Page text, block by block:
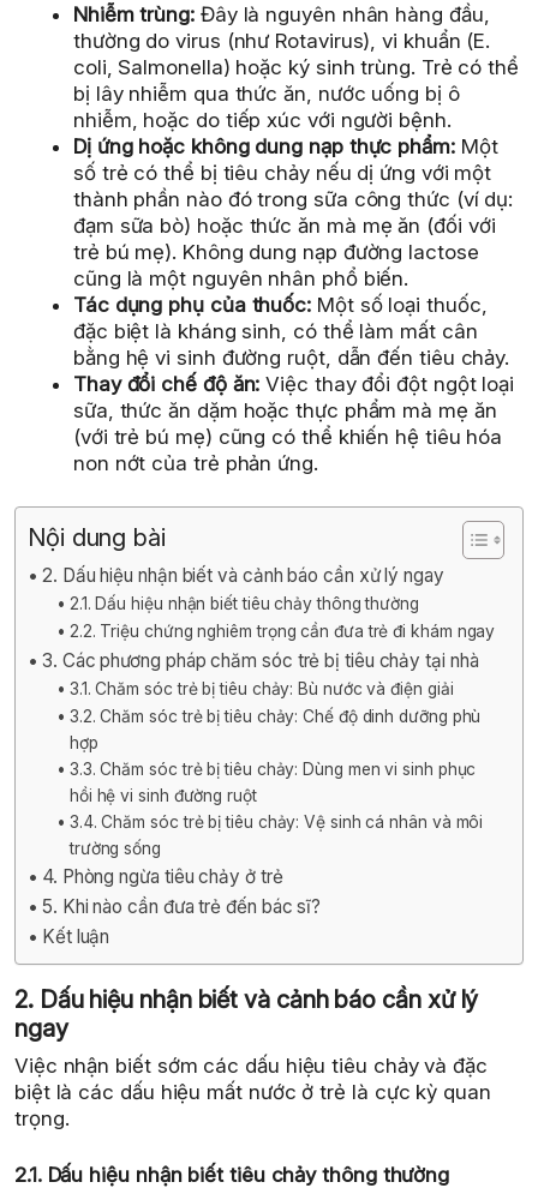
Nhiễm trùng:Đây là nguyên nhân hàng đầu,
thường do virus (như Rotavirus), vi khuẩn (E.
coli, Salmonella) hoặc ký sinh trùng. Trẻ có thể
bị lây nhiễm qua thức ăn, nước uống bị ô
nhiễm, hoặc do tiếp xúc với người bệnh.
Dị ứng hoặc không dung nạp thực phẩm:Một
số trẻ có thể bị tiêu chảy nếu dị ứng với một
thành phần nào đó trong sữa công thức (ví dụ:
đạm sữa bò) hoặc thức ăn mà mẹ ăn (đối với
trẻ bú mẹ). Không dung nạp đường lactose
cũng là một nguyên nhân phổ biến.
Tác dụng phụ của thuốc: Một số loại thuốc,
đặc biệt là kháng sinh, có thể làm mất cân
bằng hệ vi sinh đường ruột, dẫn đến tiêu chảy.
Thay đổi chế độ ăn: Việc thay đổi đột ngột loại
sữa, thức ăn dặm hoặc thực phẩm mà mẹ ăn
(với trẻ bú mẹ) cũng có thể khiến hệ tiêu hóa
non nớt của trẻ phản ứng.
Nội dung bài
2. Dấu hiệu nhận biết và cảnh báo cần xử lý ngay
2.1. Dấu hiệu nhận biết tiêu chảy thông thường
2.2. Triệu chứng nghiêm trọng cần đưa trẻ đi khám ngay
3. Các phương pháp chăm sóc trẻ bị tiêu chảy tại nhà
3.1. Chăm sóc trẻ bị tiêu chảy: Bù nước và điện giải
3.2. Chăm sóc trẻ bị tiêu chảy: Chế độ dinh dưỡng phù
hợp
3.3. Chăm sóc trẻ bị tiêu chảy: Dùng men vi sinh phục
hồi hệ vi sinh đường ruột
3.4. Chăm sóc trẻ bị tiêu chảy: Vệ sinh cá nhân và môi
trường sống
4. Phòng ngừa tiêu chảy ở trẻ
5. Khi nào cần đưa trẻ đến bác sĩ?
Kết luận
2. Dấu hiệu nhận biết và cảnh báo cần xử lý
ngay
Việc nhận biết sớm các dấu hiệu tiêu chảy và đặc
biệt là các dấu hiệu mất nước ở trẻ là cực kỳ quan
trọng.
2.1. Dấu hiệu nhận biết tiêu chảy thông thường